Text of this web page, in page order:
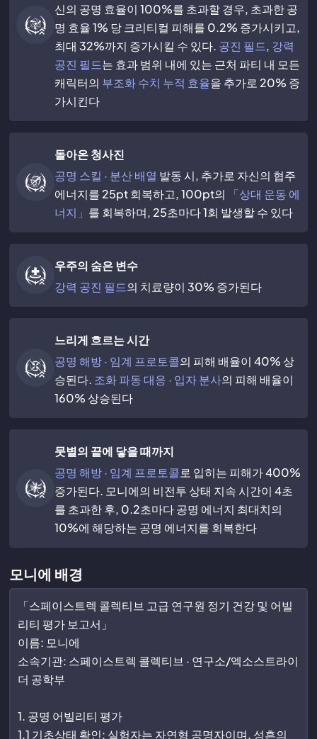
신의 공명 효율이 100%를 초과할 경우, 초과한 공
명 효율 1% 당 크리티컬 피해를 0.2% 증가시키고,
최대 32%까지 증가시킬 수 있다. 공진 필드, 강력
공진 필드는 효과 범위 내에 있는 근처 파티 내 모든
캐릭터의 부조화 수치 누적 효율을 추가로 20% 증
가시킨다
돌아온 청사진
공명 스킬 · 분산 배열 발동 시, 추가로 자신의 협주
에너지를 25pt 회복하고, 100pt의
「상대 운동 에
너지」 를 회복하며, 25초마다 1회 발생할 수 있다
우주의 숨은 변수
강력 공진 필드의 치료량이 30% 증가된다
느리게 흐르는 시간
공명 해방 · 임계 프로토콜의 피해 배율이 40% 상
승된다. 조화 파동 대응 · 입자 분사의 피해 배율이
160% 상승된다
뭇별의 끝에 닿을 때까지
공명 해방 · 임계 프로토콜로 입히는 피해가 400%
증가된다. 모니에의 비전투 상태 지속 시간이 4초
를 초과한 후, 0.2초마다 공명 에너지 최대치의
10%에 해당하는 공명 에너지를 회복한다
모니에 배경
「스페이스트렉 콜렉티브 고급 연구원 정기 건강 및 어빌
리티 평가 보고서」
이름: 모니에
소속기관: 스페이스트렉 콜렉티브 · 연구소/엑소스트라이
더 공학부
1. 공명 어빌리티 평가
1.1 기초상태 확인: 실험자는 자연형 공명자이며, 성흔의